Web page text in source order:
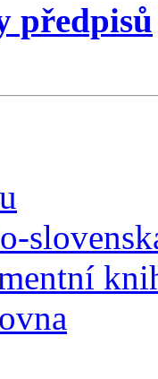
předpisů